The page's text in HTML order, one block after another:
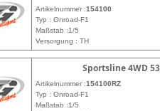
Artikelnummer :154100
Typ : Onroad-F1
Maßstab :1/5
Versorgung : TH
Sportsline 4WD
Artikelnummer :154100RZ
Typ : Onroad-F1
Maßstab :1/5